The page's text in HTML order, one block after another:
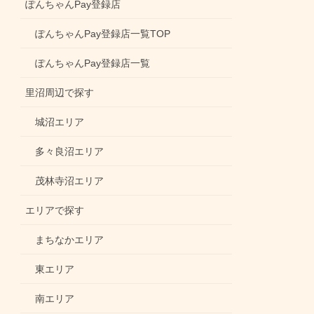
ぽんちゃんPay登録店
ぽんちゃんPay登録店一覧TOP
ぽんちゃんPay登録店一覧
里沼周辺で探す
城沼エリア
多々良沼エリア
茂林寺沼エリア
エリアで探す
まちなかエリア
東エリア
南エリア